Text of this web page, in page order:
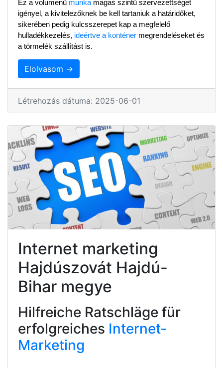
Ez a volumenű munka magas szintű szervezettséget
igényel, a kivitelezőknek be kell tartaniuk a határidőket,
sikerében pedig kulcsszerepet kap a megfelelő
hulladékkezelés, ideértve a konténer megrendeléseket és
a törmelék szállítást is.
Elolvasom →
Létrehozás dátuma: 2025-06-01
Internet marketing
Hajdúszovát Hajdú-
Bihar megye
Hilfreiche Ratschläge für
erfolgreiches Internet-
Marketing